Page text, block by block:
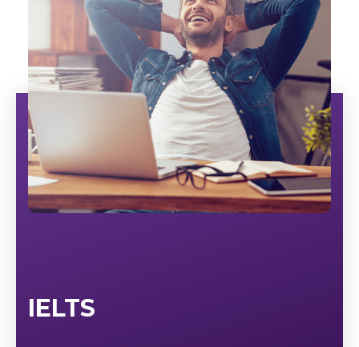
IELTS